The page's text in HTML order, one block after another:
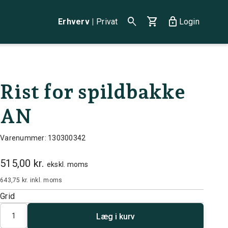
Erhverv | Privat search shopping_cart lock Login
Rist for spildbakke
AN
Varenummer: 130300342
515,00 kr. ekskl. moms
643,75 kr. inkl. moms
Grid
Antal
Læg i kurv